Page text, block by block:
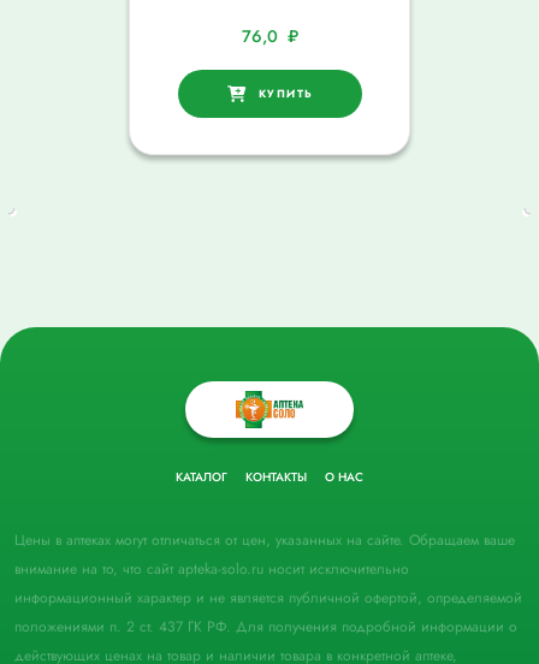
76,0 ₽
КУПИТЬ
КАТАЛОГ КОНТАКТЫ О НАС
Цены в аптеках могут отличаться от цен, указанных на сайте. Обращаем ваше
внимание на то, что сайт apteka-solo.ru носит исключительно
информационный характер и не является публичной офертой, определяемой
положениями п. 2 ст. 437 ГК РФ. Для получения подробной информации о
действующих ценах на товар и наличии товара в конкретной аптеке,